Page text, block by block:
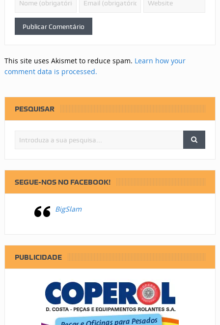
This site uses Akismet to reduce spam. Learn how your
comment data is processed.
PESQUISAR
SEGUE-NOS NO FACEBOOK!
BigSlam
PUBLICIDADE